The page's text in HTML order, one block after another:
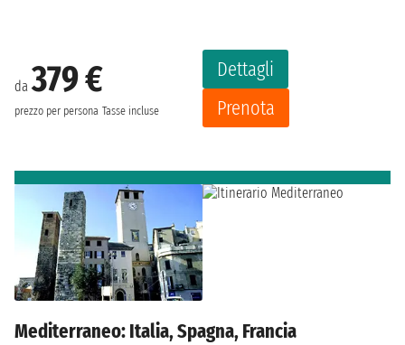
da379 €
prezzo per persona Tasse incluse
Dettagli
Prenota
Mediterraneo: Italia, Spagna, Francia